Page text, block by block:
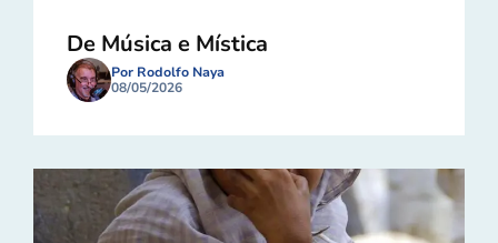
De Música e Mística
Por Rodolfo Naya
08/05/2026